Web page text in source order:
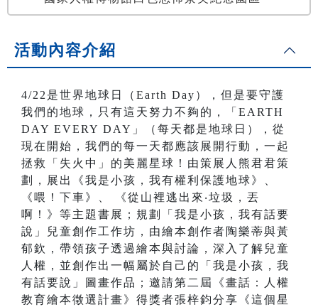
活動內容介紹
4/22是世界地球日（Earth Day），但是要守護
我們的地球，只有這天努力不夠的，「EARTH
DAY EVERY DAY」（每天都是地球日），從
現在開始，我們的每一天都應該展開行動，一起
拯救「失火中」的美麗星球！由策展人熊君君策
劃，展出《我是小孩，我有權利保護地球》、
《喂！下車》、 《從山裡逃出來‧垃圾，丟
啊！》等主題書展；規劃「我是小孩，我有話要
說」兒童創作工作坊，由繪本創作者陶樂蒂與黃
郁欽，帶領孩子透過繪本與討論，深入了解兒童
人權，並創作出一幅屬於自己的「我是小孩，我
有話要說」圖畫作品；邀請第二屆《畫話：人權
教育繪本徵選計畫》得獎者張梓鈞分享《這個星